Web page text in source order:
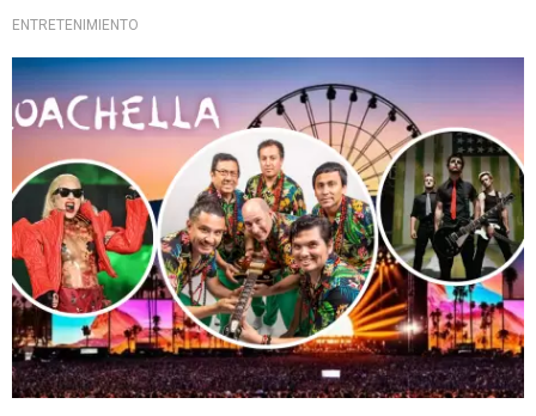
ENTRETENIMIENTO
Evento confirmó 'line up'